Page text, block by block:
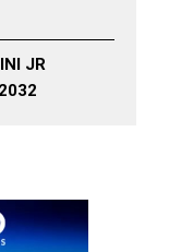
JR